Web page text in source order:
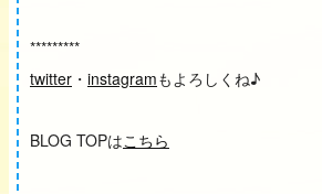
*********
twitter ・ instagramもよろしくね♪
BLOG TOPはこちら